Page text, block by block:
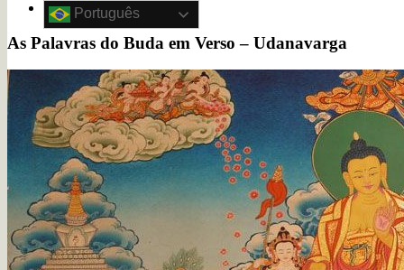
Português
As Palavras do Buda em Verso – Udanavarga